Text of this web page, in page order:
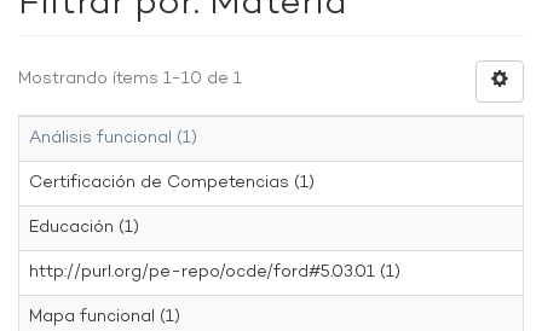
Mostrando ítems 1-10 de 1
Análisis funcional (1)
Certificación de Competencias (1)
Educación (1)
http://purl.org/pe-repo/ocde/ford#5.03.01 (1)
Mapa funcional (1)